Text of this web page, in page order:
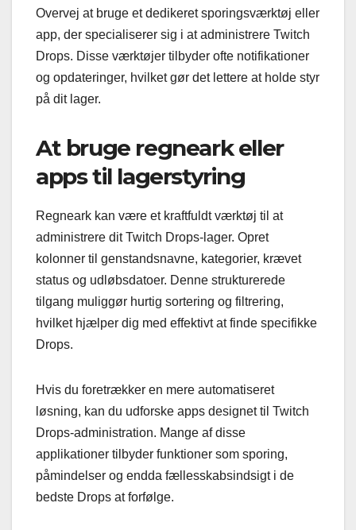
Overvej at bruge et dedikeret sporingsværktøj eller
app, der specialiserer sig i at administrere Twitch
Drops. Disse værktøjer tilbyder ofte notifikationer
og opdateringer, hvilket gør det lettere at holde styr
på dit lager.
At bruge regneark eller
apps til lagerstyring
Regneark kan være et kraftfuldt værktøj til at
administrere dit Twitch Drops-lager. Opret
kolonner til genstandsnavne, kategorier, krævet
status og udløbsdatoer. Denne strukturerede
tilgang muliggør hurtig sortering og filtrering,
hvilket hjælper dig med effektivt at finde specifikke
Drops.
Hvis du foretrækker en mere automatiseret
løsning, kan du udforske apps designet til Twitch
Drops-administration. Mange af disse
applikationer tilbyder funktioner som sporing,
påmindelser og endda fællesskabsindsigt i de
bedste Drops at forfølge.